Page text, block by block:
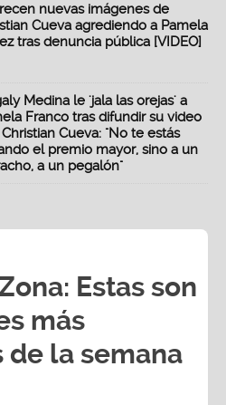
nuevas imágenes de
Cueva agrediendo a Pamela
tras denuncia pública [VIDEO]
Medina le 'jala las orejas' a
Franco tras difundir su video
Cueva: "No te estás
el premio mayor, sino a un
a un pegalón"
Estas son
más
de la semana